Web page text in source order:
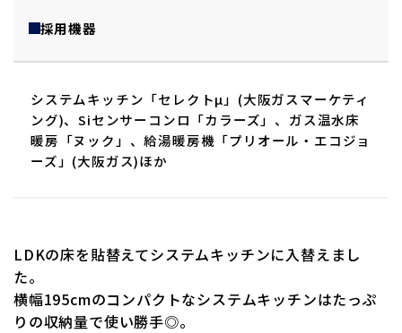
採用機器
システムキッチン「セレクトµ」(大阪ガスマーケティ
ング)、Siセンサーコンロ「カラーズ」、ガス温水床
暖房「ヌック」、給湯暖房機「プリオール・エコジョ
ーズ」(大阪ガス)ほか
LDKの床を貼替えてシステムキッチンに入替えまし
た。
横幅195cmのコンパクトなシステムキッチンはたっぷ
りの収納量で使い勝手◎。